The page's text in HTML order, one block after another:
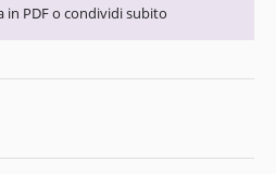
in PDF o condividi subito